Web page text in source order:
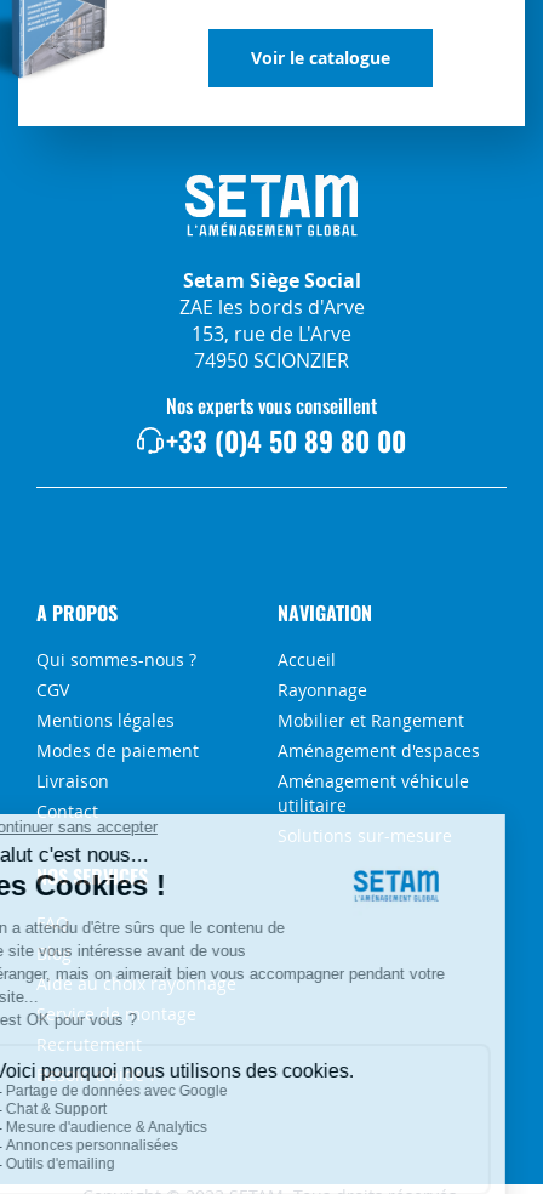
Voir le catalogue
Setam Siège Social
ZAE les bords d'Arve
153, rue de L'Arve
74950 SCIONZIER
Nos experts vous conseillent
+33 (0)4 50 89 80 00
A PROPOS
Qui sommes-nous ?
CGV
Mentions légales
Modes de paiement
Livraison
Contact
NAVIGATION
Accueil
Rayonnage
Mobilier et Rangement
Aménagement d'espaces
Aménagement véhicule
utilitaire
Solutions sur-mesure
NOS SERVICES
FAQ
Blog
Aide au choix rayonnage
Service de montage
Recrutement
Besoin d'aide ?